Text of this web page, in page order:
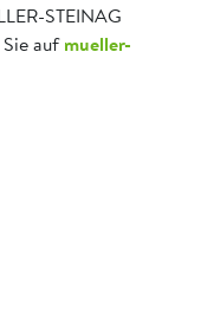
STEINAG
aufmueller-